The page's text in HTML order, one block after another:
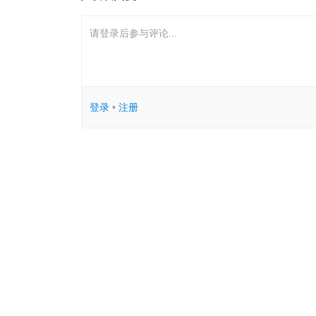
请登录后参与评论...
登录• 注册